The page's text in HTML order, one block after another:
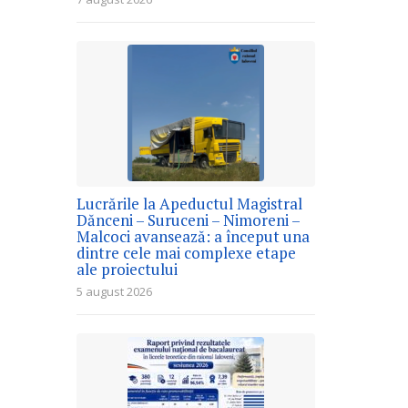
Lucrările la Apeductul Magistral
Dănceni – Suruceni – Nimoreni –
Malcoci avansează: a început una
dintre cele mai complexe etape
ale proiectului
5 august 2026